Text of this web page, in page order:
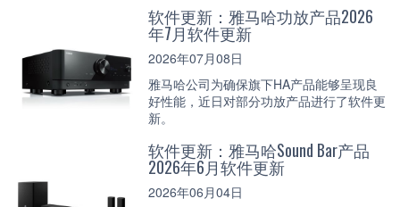
软件更新：雅马哈功放产品2026
年7月软件更新
2026年07月08日
雅马哈公司为确保旗下HA产品能够呈现良
好性能，近日对部分功放产品进行了软件更
新。
软件更新：雅马哈Sound Bar产品
2026年6月软件更新
2026年06月04日